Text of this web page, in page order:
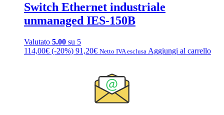
Switch Ethernet industriale
unmanaged IES-150B
Valutato 5.00 su 5
114,00€ (-20%) 91,20€ Netto IVA esclusa Aggiungi al carrello